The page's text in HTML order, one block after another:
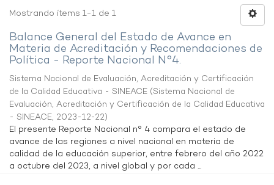
Mostrando ítems 1-1 de 1
Balance General del Estado de Avance en
Materia de Acreditación y Recomendaciones de
Política - Reporte Nacional N°4.
Sistema Nacional de Evaluación, Acreditación y Certificación
de la Calidad Educativa - SINEACE (Sistema Nacional de
Evaluación, Acreditación y Certificación de la Calidad Educativa
- SINEACE, 2023-12-22)
El presente Reporte Nacional n° 4 compara el estado de
avance de las regiones a nivel nacional en materia de
calidad de la educación superior, entre febrero del año 2022
a octubre del 2023, a nivel global y por cada ...